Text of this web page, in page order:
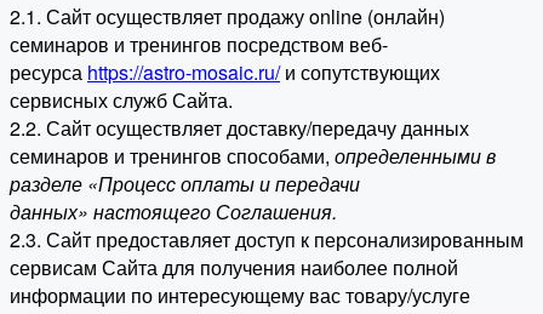
2.1. Сайт осуществляет продажу online (онлайн)
семинаров и тренингов посредством веб-
ресурса https://astro-mosaic.ru/и сопутствующих
сервисных служб Сайта.
2.2. Сайт осуществляет доставку/передачу данных
семинаров и тренингов способами, определенными в
разделе «Процесс оплаты и передачи
данных» настоящего Соглашения.
2.3. Сайт предоставляет доступ к персонализированным
сервисам Сайта для получения наиболее полной
информации по интересующему вас товару/услуге